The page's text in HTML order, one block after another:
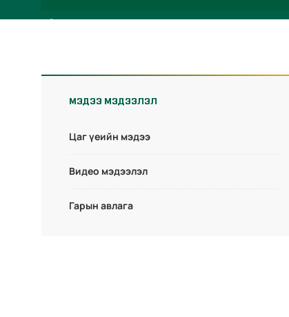
Санал хүсэлт
МЭДЭЭ МЭДЭЭЛЭЛ
Цаг үеийн мэдээ
Видео мэдээлэл
Гарын авлага